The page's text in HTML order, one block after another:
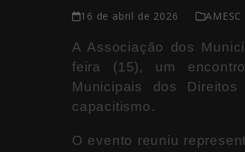
16 de abril de 2026 AMESC
AAssociação dos
feira (15), um
Municipais dos
capacitismo.
O evento reuniu